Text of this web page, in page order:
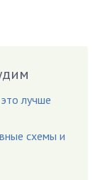
лучше
схемы и